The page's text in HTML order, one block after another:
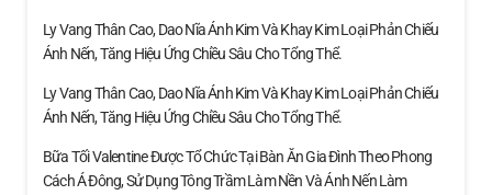
Ly Vang Thân Cao, Dao Nĩa Ánh Kim Và Khay Kim Loại Phản Chiếu
Ánh Nến, Tăng Hiệu Ứng Chiều Sâu Cho Tổng Thể.
Ly Vang Thân Cao, Dao Nĩa Ánh Kim Và Khay Kim Loại Phản Chiếu
Ánh Nến, Tăng Hiệu Ứng Chiều Sâu Cho Tổng Thể.
Bữa Tối Valentine Được Tổ Chức Tại Bàn Ăn Gia Đình Theo Phong
Cách Á Đông, Sử Dụng Tông Trầm Làm Nền Và Ánh Nến Làm